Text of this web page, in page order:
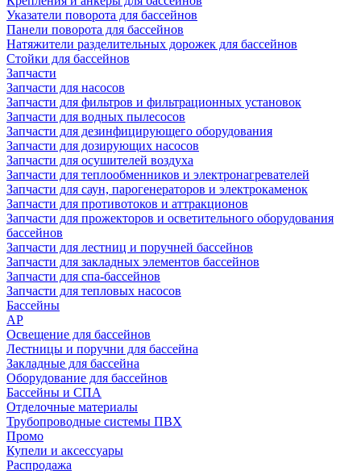
Указатели поворота для бассейнов
Панели поворота для бассейнов
Натяжители разделительных дорожек для бассейнов
Стойки для бассейнов
Запчасти
Запчасти для насосов
Запчасти для фильтров и фильтрационных установок
Запчасти для водных пылесосов
Запчасти для дезинфицирующего оборудования
Запчасти для дозирующих насосов
Запчасти для осушителей воздуха
Запчасти для теплообменников и электронагревателей
Запчасти для саун, парогенераторов и электрокаменок
Запчасти для противотоков и аттракционов
Запчасти для прожекторов и осветительного оборудования
бассейнов
Запчасти для лестниц и поручней бассейнов
Запчасти для закладных элементов бассейнов
Запчасти для спа-бассейнов
Запчасти для тепловых насосов
Бассейны
AP
Освещение для бассейнов
Лестницы и поручни для бассейна
Закладные для бассейна
Оборудование для бассейнов
Бассейны и СПА
Отделочные материалы
Трубопроводные системы ПВХ
Промо
Купели и аксессуары
Распродажа